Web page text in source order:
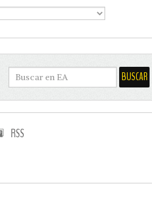
RSS